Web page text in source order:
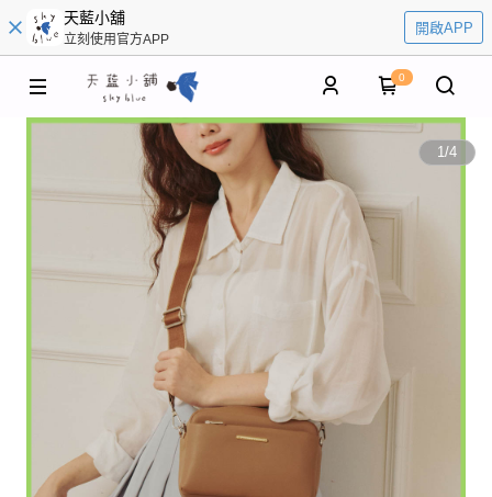
天藍小舖
立刻使用官方APP
開啟APP
0
1/4